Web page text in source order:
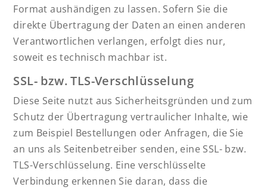
Format aushändigen zu lassen. Sofern Sie die
direkte Übertragung der Daten an einen anderen
Verantwortlichen verlangen, erfolgt dies nur,
soweit es technisch machbar ist.
SSL- bzw. TLS-Verschlüsselung
Diese Seite nutzt aus Sicherheitsgründen und zum
Schutz der Übertragung vertraulicher Inhalte, wie
zum Beispiel Bestellungen oder Anfragen, die Sie
an uns als Seitenbetreiber senden, eine SSL- bzw.
TLS-Verschlüsselung. Eine verschlüsselte
Verbindung erkennen Sie daran, dass die